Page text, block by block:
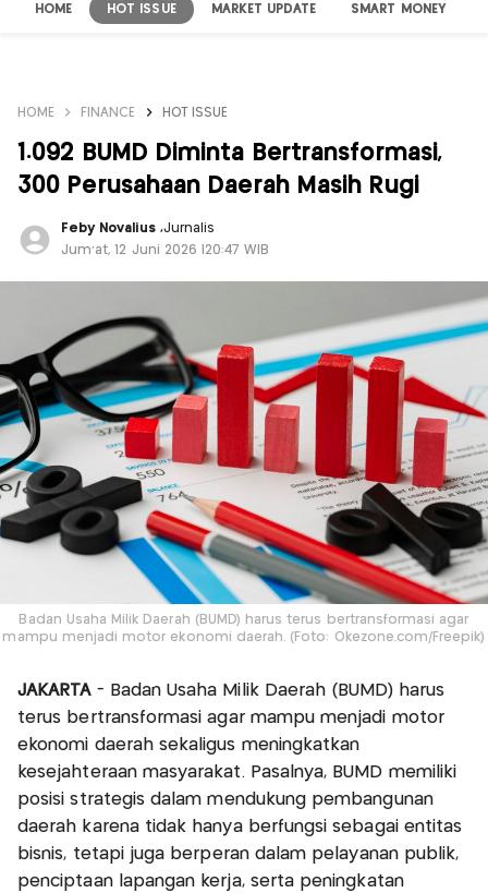
HOME HOT ISSUE MARKET UPDATE SMART MONEY
HOME FINANCE HOT ISSUE
1.092 BUMD Diminta Bertransformasi,
300 Perusahaan Daerah Masih Rugi
Feby Novalius ,Jurnalis
Jum'at, 12 Juni 2026 |20:47 WIB
Badan Usaha Milik Daerah (BUMD) harus terus bertransformasi agar
mampu menjadi motor ekonomi daerah. (Foto: Okezone.com/Freepik)
JAKARTA - Badan Usaha Milik Daerah (BUMD) harus
terus bertransformasi agar mampu menjadi motor
ekonomi daerah sekaligus meningkatkan
kesejahteraan masyarakat. Pasalnya, BUMD memiliki
posisi strategis dalam mendukung pembangunan
daerah karena tidak hanya berfungsi sebagai entitas
bisnis, tetapi juga berperan dalam pelayanan publik,
penciptaan lapangan kerja, serta peningkatan